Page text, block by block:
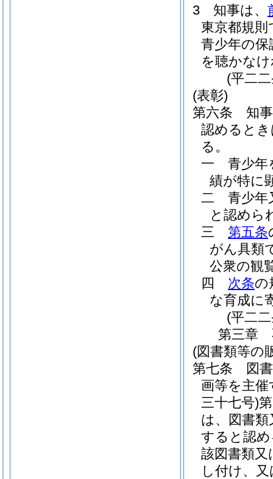
3
知事は、
東京都規
青少年の
を聴かな
(平二
(表彰)
第六条
知
認めると
る。
一
青少年
績が特に
二
青少年
と認めら
三
第五条
がん具類
公衆の観
四
次条の
な育成に
(平二
第三章
(図書類等の
第七条
図
画等を主
三十七号)
は、図書
すると認
該図書類
し付け、